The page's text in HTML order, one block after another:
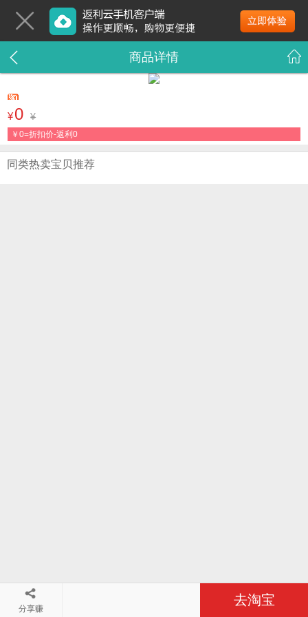
商品详情
¥0 ¥
￥0=折扣价-返利0
分享赚
去淘宝
同类热卖宝贝推荐